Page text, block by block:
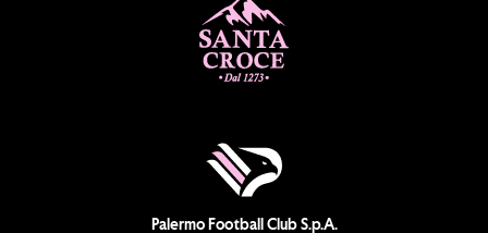
Palermo Football Club S.p.A.